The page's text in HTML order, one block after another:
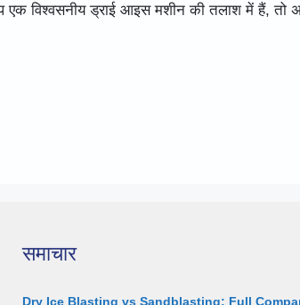
एक विश्वसनीय ड्राई आइस मशीन की तलाश में हैं, तो
समाचार
Dry Ice Blasting vs Sandblasting: Full